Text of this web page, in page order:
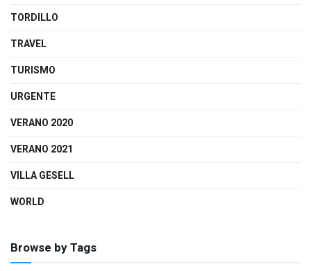
TORDILLO
TRAVEL
TURISMO
URGENTE
VERANO 2020
VERANO 2021
VILLA GESELL
WORLD
Browse by Tags